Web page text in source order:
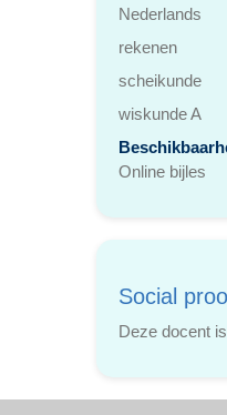
Nederlands
rekenen
scheikunde
wiskunde A
Online bijles
Social
Deze docent